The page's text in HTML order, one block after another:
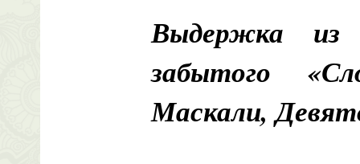
Выдержка из
забытого
Маскали,